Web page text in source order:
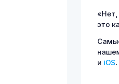
это
и iOS.